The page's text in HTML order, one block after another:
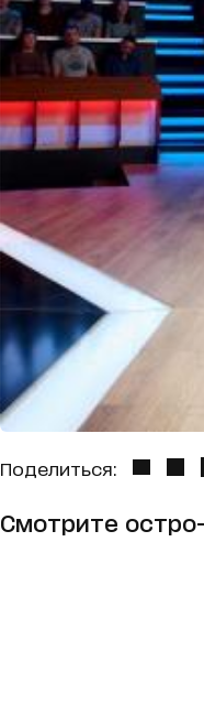
Поделиться:
Смотрите